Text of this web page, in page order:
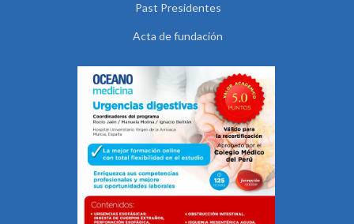
Past Presidentes
Acta de fundación